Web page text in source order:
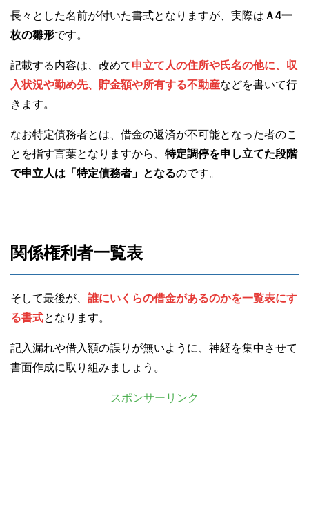
長々とした名前が付いた書式となりますが、実際は Ａ4一
枚の雛形です。
記載する内容は、改めて申立て人の住所や氏名の他に、収
入状況や勤め先、貯金額や所有する不動産などを書いて行
きます。
なお特定債務者とは、借金の返済が不可能となった者のこ
とを指す言葉となりますから、 特定調停を申し立てた段階
で申立人は「特定債務者」となるのです。
関係権利者一覧表
そして最後が、 誰にいくらの借金があるのかを一覧表にす
る書式となります。
記入漏れや借入額の誤りが無いように、神経を集中させて
書面作成に取り組みましょう。
スポンサーリンク